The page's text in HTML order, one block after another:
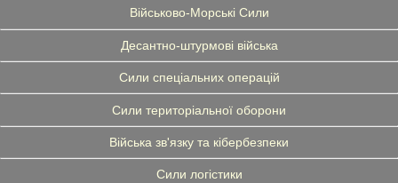
Військово-Морські Сили
Десантно-штурмові війська
Сили спеціальних операцій
Сили територіальної оборони
Війська зв'язку та кібербезпеки
Сили логістики